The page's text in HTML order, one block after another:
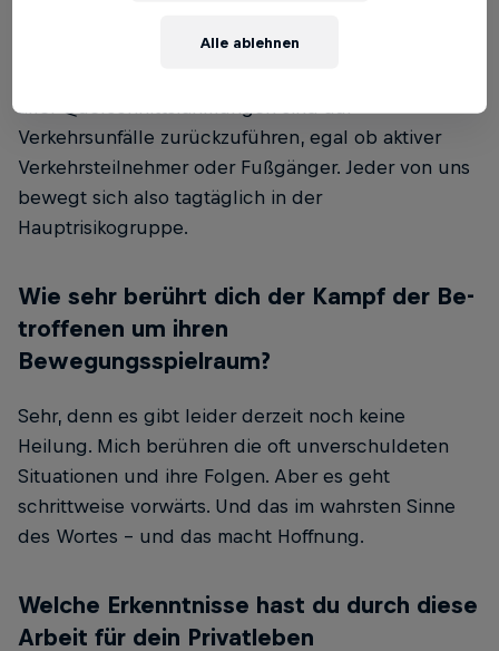
sondern der Teilnehmer am Straßenverkehr
aller Querschnittslähmungen sind auf
Verkehrsunfälle zurückzuführen, egal ob aktiver
Verkehrsteilnehmer oder Fußgänger. Jeder von uns
bewegt sich also tagtäglich in der
Hauptrisikogruppe.
Wie sehr berührt dich der Kampf der Be­
troffenen um ihren
Bewegungsspielraum?
Sehr, denn es gibt leider derzeit noch keine
Heilung. Mich berühren die oft unverschuldeten
Situationen und ihre Folgen. Aber es geht
schrittweise vorwärts. Und das im wahrsten Sinne
des Wortes – und das macht Hoffnung.
Welche Erkenntnisse hast du durch diese
Arbeit für dein Privatleben
Alle ablehnen